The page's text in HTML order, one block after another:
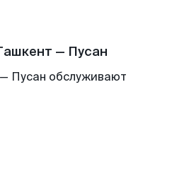
— Пусан
Пусан обслуживают